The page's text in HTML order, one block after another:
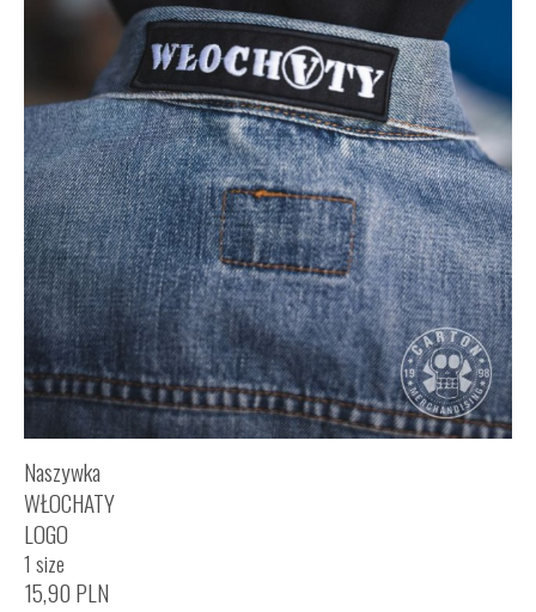
Naszywka
WŁOCHATY
LOGO
1 size
15,90 PLN